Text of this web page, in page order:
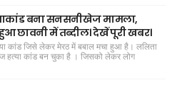
बना सनसनीखेज मामला,
छावनी में तब्दील। देखें पूरी खबर।
कांड जिसे लेकर मेरठ में बबाल मचा हुआ है। ललिता
हत्या कांड बन चुका है । जिसको लेकर लोग